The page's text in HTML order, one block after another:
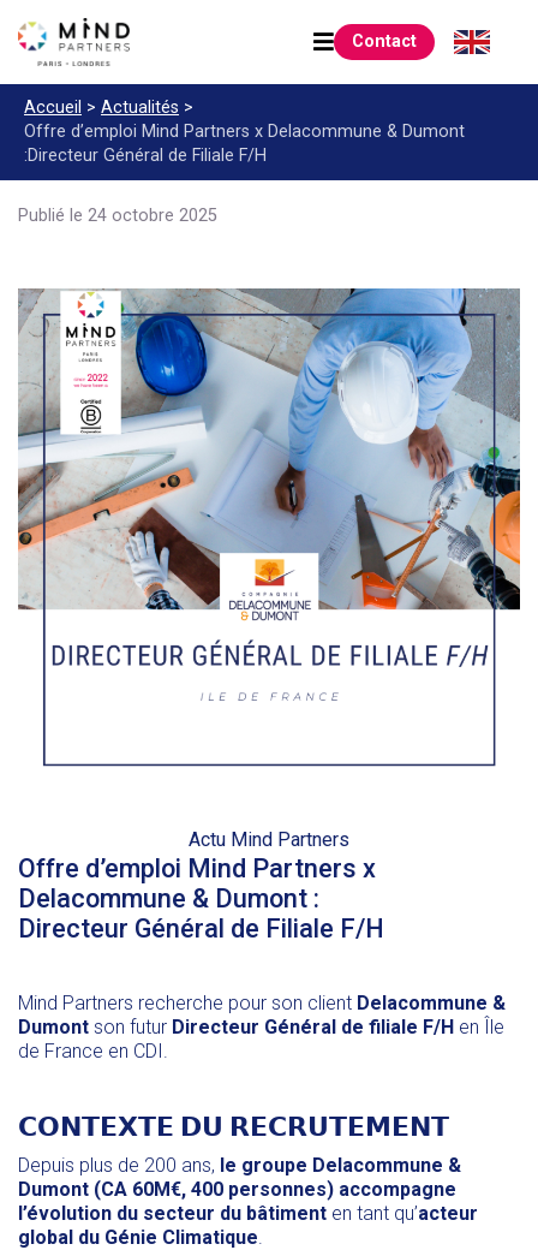
Contact
Accueil > Actualités >
Offre d’emploi Mind Partners x Delacommune & Dumont
:Directeur Général de Filiale F/H
Publié le 24 octobre 2025
Actu Mind Partners
Offre d’emploi Mind Partners x
Delacommune & Dumont :
Directeur Général de Filiale F/H
Mind Partners recherche pour son client Delacommune &
Dumont son futur Directeur Général de filiale F/H en Île
de France en CDI.
𝗖𝗢𝗡𝗧𝗘𝗫𝗧𝗘 𝗗𝗨 𝗥𝗘𝗖𝗥𝗨𝗧𝗘𝗠𝗘𝗡𝗧
Depuis plus de 200 ans, le groupe Delacommune &
Dumont (CA 60M€, 400 personnes) accompagne
l’évolution du secteur du bâtiment en tant qu’acteur
global du Génie Climatique.